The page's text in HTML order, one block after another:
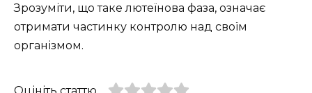
Зрозуміти, що таке лютеїнова фаза, означає
отримати частинку контролю над своїм
організмом.